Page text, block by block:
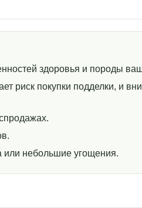
здоровья и породы
риск покупки подделки, и
или небольшие угощения.